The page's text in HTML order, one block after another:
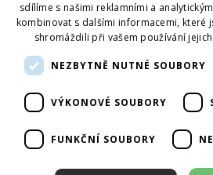
Formulář pro vrácení zboží
Vrácení zboží
Doprava
Sledujte nás
Přihlásit mailing
sdílíme s našimi reklamními a
kombinovat s dalšími informacemi, které
shromáždili při vašem používání
NEZBYTNĚ NUTNÉ SOUBORY
VÝKONOVÉ SOUBORY
FUNKČNÍ SOUBORY